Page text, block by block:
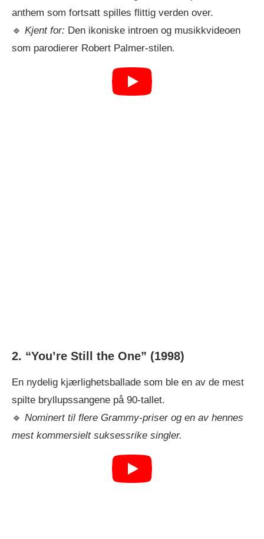
anthem som fortsatt spilles flittig verden over.
🔹 Kjent for: Den ikoniske introen og musikkvideoen
som parodierer Robert Palmer-stilen.
2. “You’re Still the One” (1998)
En nydelig kjærlighetsballade som ble en av de mest
spilte bryllupssangene på 90-tallet.
🔹 Nominert til flere Grammy-priser og en av hennes
mest kommersielt suksessrike singler.